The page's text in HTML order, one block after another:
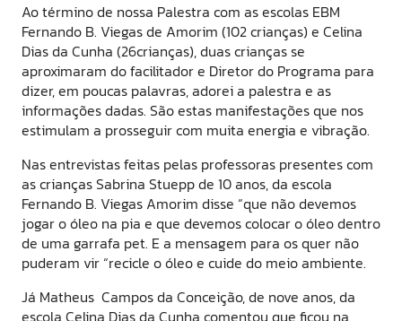
Ao término de nossa Palestra com as escolas EBM
Fernando B. Viegas de Amorim (102 crianças) e Celina
Dias da Cunha (26crianças), duas crianças se
aproximaram do facilitador e Diretor do Programa para
dizer, em poucas palavras, adorei a palestra e as
informações dadas. São estas manifestações que nos
estimulam a prosseguir com muita energia e vibração.
Nas entrevistas feitas pelas professoras presentes com
as crianças Sabrina Stuepp de 10 anos, da escola
Fernando B. Viegas Amorim disse “que não devemos
jogar o óleo na pia e que devemos colocar o óleo dentro
de uma garrafa pet. E a mensagem para os quer não
puderam vir “recicle o óleo e cuide do meio ambiente.
Já Matheus Campos da Conceição, de nove anos, da